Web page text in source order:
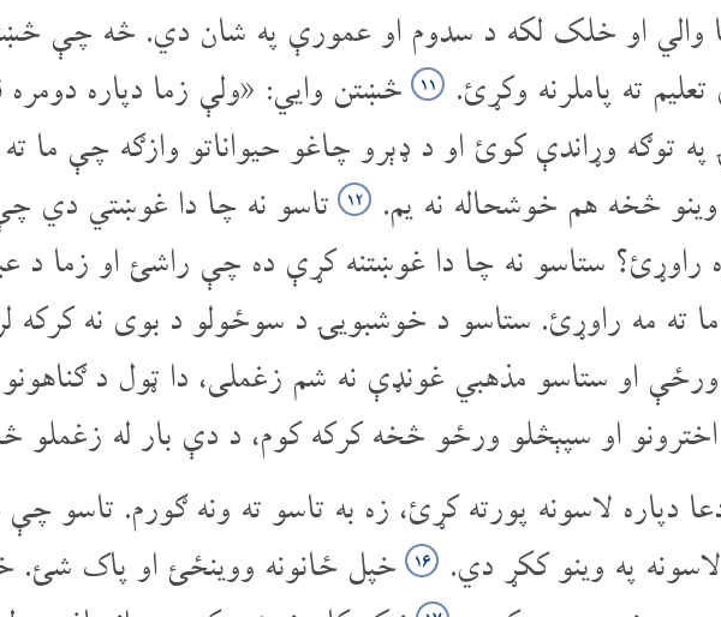
والي او خلک لکه د سدوم او عمورې په شان دي. څه چې
ته پاملرنه وکړئ.
۱۱
څښتن وایي: «ولې زما دپاره
توګه وړاندې کوئ او د ډېرو چاغو حیواناتو وازګه چې ما
وینو څخه هم خوشحاله نه یم.
۱۲
تاسو نه چا دا غوښتي دي
راوړئ؟ ستاسو نه چا دا غوښتنه کړې ده چې راشئ او زما د
ته مه راوړئ. ستاسو د خوشبویۍ د سوځولو د بوی نه کرکه
او ستاسو مذهبي غونډې نه شم زغملی، دا ټول د
او سپېڅلو ورځو څخه کرکه کوم، د دې بار له
دپاره لاسونه پورته کړئ، زه به تاسو ته ونه ګورم. تاسو
په وینو ککړ دي.
۱۶
خپل ځانونه ووینځئ او پاک شئ.